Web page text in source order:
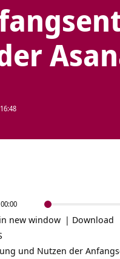
00:00
new window | Download
und Nutzen der